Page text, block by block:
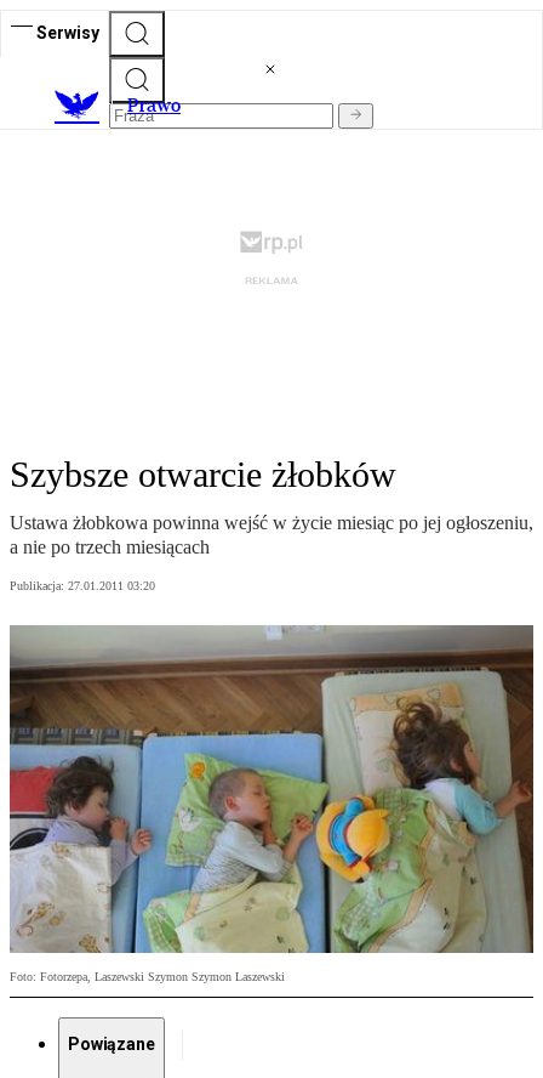
Serwisy
Prawo
Szybsze otwarcie żłobków
Ustawa żłobkowa powinna wejść w życie miesiąc po jej ogłoszeniu,
a nie po trzech miesiącach
Publikacja: 27.01.2011 03:20
Foto: Fotorzepa, Laszewski Szymon Szymon Laszewski
Powiązane